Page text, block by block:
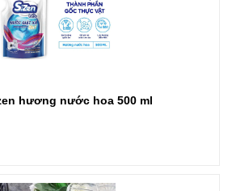
hương nước hoa 500 ml